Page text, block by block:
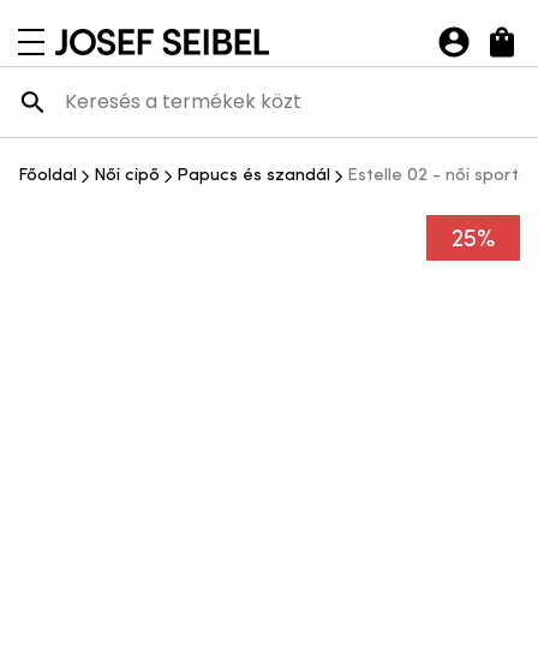
navigációs menü megnyitása
Josef Seibel Webshop
Főoldal Női cipő Papucs és szandál Estelle 02 - női
25%